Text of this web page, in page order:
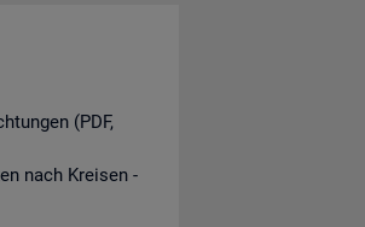
(PDF,
nach Kreisen -